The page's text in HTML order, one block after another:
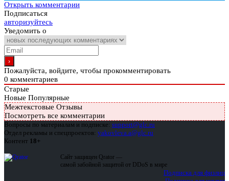
Открыть комментарии
Подписаться
авторизуйтесь
Уведомить о
Пожалуйста, войдите, чтобы прокомментировать
0 комментариев
Старые
Новые Популярные
Межтекстовые Отзывы
Посмотреть все комментарии
Вопросы по материалам и подписке: support@glc.ru
Отдел рекламы и спецпроектов: yakovleva.a@glc.ru
Контент 18+
Сайт защищен Qrator —
самой забойной защитой от DDoS в мире
Подписка для физлиц